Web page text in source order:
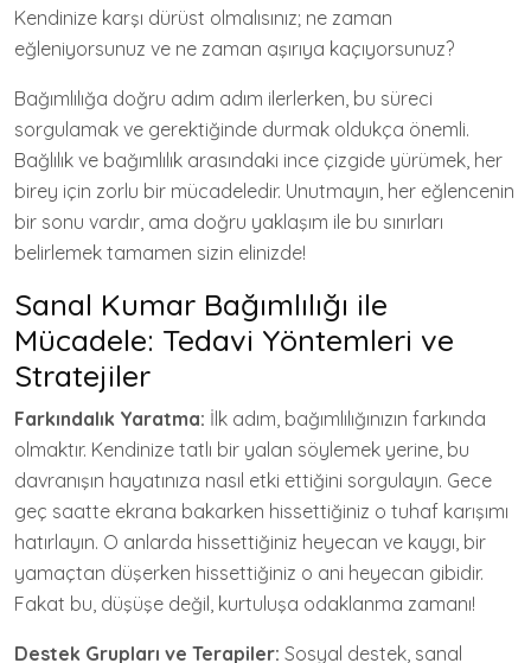
Kendinize karşı dürüst olmalısınız; ne zaman
eğleniyorsunuz ve ne zaman aşırıya kaçıyorsunuz?
Bağımlılığa doğru adım adım ilerlerken, bu süreci
sorgulamak ve gerektiğinde durmak oldukça önemli.
Bağlılık ve bağımlılık arasındaki ince çizgide yürümek, her
birey için zorlu bir mücadeledir. Unutmayın, her eğlencenin
bir sonu vardır, ama doğru yaklaşım ile bu sınırları
belirlemek tamamen sizin elinizde!
Sanal Kumar Bağımlılığı ile
Mücadele: Tedavi Yöntemleri ve
Stratejiler
Farkındalık Yaratma: İlk adım, bağımlılığınızın farkında
olmaktır. Kendinize tatlı bir yalan söylemek yerine, bu
davranışın hayatınıza nasıl etki ettiğini sorgulayın. Gece
geç saatte ekrana bakarken hissettiğiniz o tuhaf karışımı
hatırlayın. O anlarda hissettiğiniz heyecan ve kaygı, bir
yamaçtan düşerken hissettiğiniz o ani heyecan gibidir.
Fakat bu, düşüşe değil, kurtuluşa odaklanma zamanı!
Destek Grupları ve Terapiler: Sosyal destek, sanal